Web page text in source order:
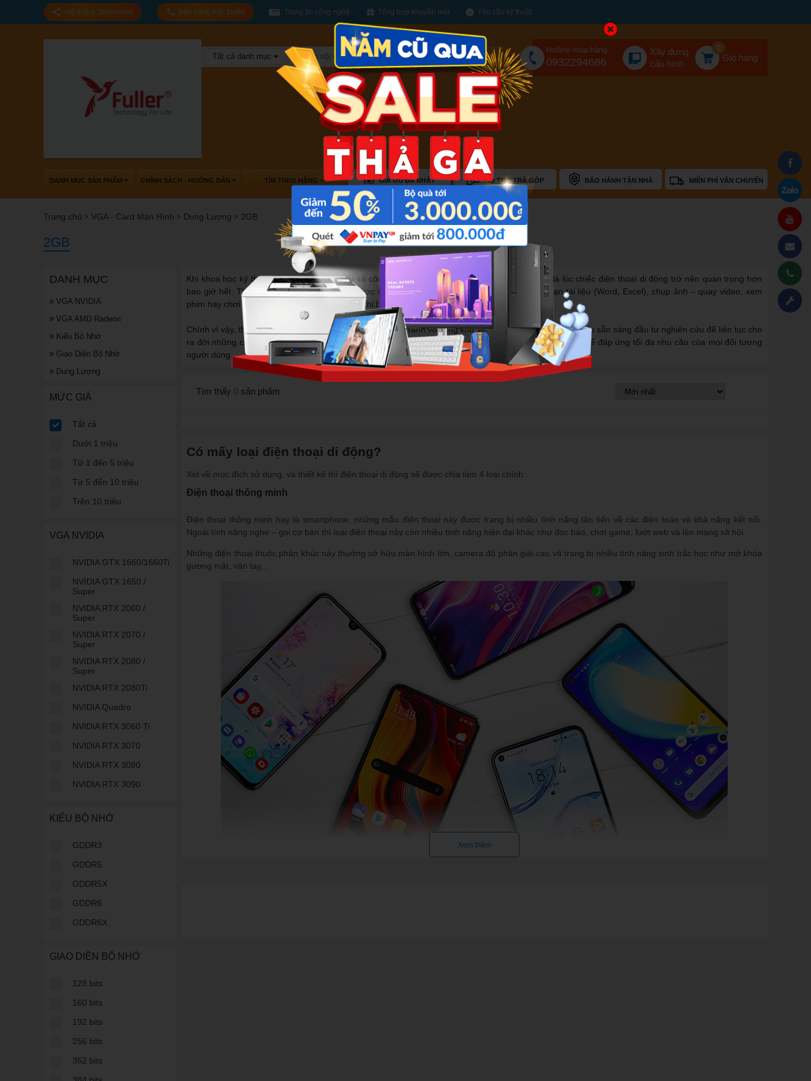
Hệ thống Showroom Bán hàng trực tuyến Trang tin công nghệ Tổng hợp khuyến mãi Yêu cầu kỹ thuật
Tất cả danh mục
Tìm
Hotline mua hàng
0932294686
Xây dựng
cấu hình
Giỏ hàng
0
DANH MỤC SẢN PHẨM CHÍNH SÁCH - HƯỚNG DẪN TÌM THEO HÃNG GIÁ ƯU ĐÃ NHẤT HỖ TRỢ TRẢ GÓP BẢO HÀNH TẬN NHÀ MIỄN PHÍ VẬN CHUYỂN
Trang chủ VGA - Card Màn Hình Dung Lượng 2GB
2GB
DANH MỤC
VGA NVIDIA
VGA AMD Radeon
Kiểu Bộ Nhớ
Giao Diện Bộ Nhớ
Dung Lượng
MỨC GIÁ
Tất cả
Dưới 1 triệu
Từ 1 đến 5 triệu
Từ 5 đến 10 triệu
Trên 10 triệu
VGA NVIDIA
NVIDIA GTX 1660/1660Ti
NVIDIA GTX 1650 /
Super
NVIDIA RTX 2060 /
Super
NVIDIA RTX 2070 /
Super
NVIDIA RTX 2080 /
Super
NVIDIA RTX 2080Ti
NVIDIA Quadro
NVIDIA RTX 3060 Ti
NVIDIA RTX 3070
NVIDIA RTX 3080
NVIDIA RTX 3090
KIỂU BỘ NHỚ
GDDR3
GDDR5
GDDR5X
GDDR6
GDDR6X
GIAO DIỆN BỘ NHỚ
128 bits
160 bits
192 bits
256 bits
352 bits
Khi khoa học kỹ thuật liên tục được cải tiến và công nghệ phát triển không ngừng thì đó cũng là lúc chiếc điện thoại di động trở nên quan trọng hơn
bao giờ hết. Thật vậy, chúng ta có thể làm được rất nhiều việc: gọi điện, nhắn tin, gửi mail, soạn tài liệu (Word, Excel), chụp ảnh – quay video, xem
phim hay chơi game với thiết bị có kích thước chỉ bằng một bàn tay.
Chính vì vậy, thị trường di động luôn chứng kiến sự cạnh tranh vô cùng khốc liệt giữa các nhà sản xuất. Họ sẵn sàng đầu tư nghiên cứu để liên tục cho
ra đời những chiếc điện thoại mới nhất chất lượng, từ giá rẻ, tầm trung, cận cao cấp cho đến cao cấp để đáp ứng tối đa nhu cầu của mọi đối tượng
người dùng.
Tìm thấy 0 sản phẩm
Có mấy loại điện thoại di động?
Xét về mục đích sử dụng, và thiết kế thì điện thoại di động sẽ được chia làm 4 loại chính:
Điện thoại thông minh
Điện thoại thông minh hay là smartphone, những mẫu điện thoại này được trang bị nhiều tính năng tân tiến về các điện toán và khả năng kết nối.
Ngoài tính năng nghe – gọi cơ bản thì loại điện thoại này còn nhiều tính năng hiện đại khác như đọc báo, chơi game, lướt web và lên mạng xã hội.
Những điện thoại thuộc phân khúc này thường sở hữu màn hình lớn, camera độ phân giải cao và trang bị nhiều tính năng sinh trắc học như mở khóa
gương mặt, vân tay,..
Xem thêm